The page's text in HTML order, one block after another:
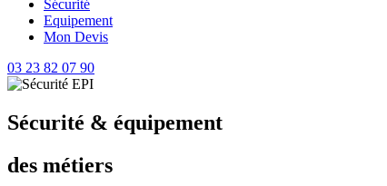
Sécurité
Equipement
Mon Devis
03 23 82 07 90
Sécurité & équipement
des métiers